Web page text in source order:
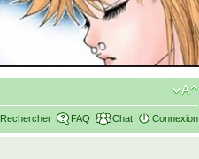
Rechercher FAQ Chat Connexion